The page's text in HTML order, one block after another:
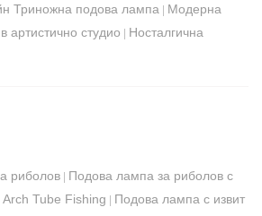
Триножна подова лампа | Модерна
артистично студио | Носталгична
риболов | Подова лампа за риболов с
Tube Fishing | Подова лампа с извит